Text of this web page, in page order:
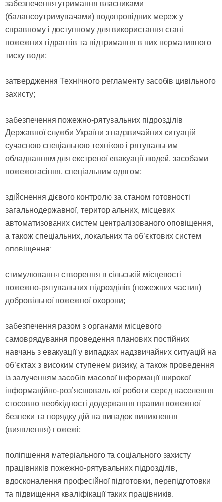
забезпечення утримання власниками
(балансоутримувачами) водопровідних мереж у
справному і доступному для використання стані
пожежних гідрантів та підтримання в них нормативного
тиску води;
затвердження Технічного регламенту засобів цивільного
захисту;
забезпечення пожежно-рятувальних підрозділів
Державної служби України з надзвичайних ситуацій
сучасною спеціальною технікою і рятувальним
обладнанням для екстреної евакуації людей, засобами
пожежогасіння, спеціальним одягом;
здійснення дієвого контролю за станом готовності
загальнодержавної, територіальних, місцевих
автоматизованих систем централізованого оповіщення,
а також спеціальних, локальних та об’єктових систем
оповіщення;
стимулювання створення в сільській місцевості
пожежно-рятувальних підрозділів (пожежних частин)
добровільної пожежної охорони;
забезпечення разом з органами місцевого
самоврядування проведення планових постійних
навчань з евакуації у випадках надзвичайних ситуацій на
об’єктах з високим ступенем ризику, а також проведення
із залученням засобів масової інформації широкої
інформаційно-роз’яснювальної роботи серед населення
стосовно необхідності додержання правил пожежної
безпеки та порядку дій на випадок виникнення
(виявлення) пожежі;
поліпшення матеріального та соціального захисту
працівників пожежно-рятувальних підрозділів,
вдосконалення професійної підготовки, перепідготовки
та підвищення кваліфікації таких працівників.